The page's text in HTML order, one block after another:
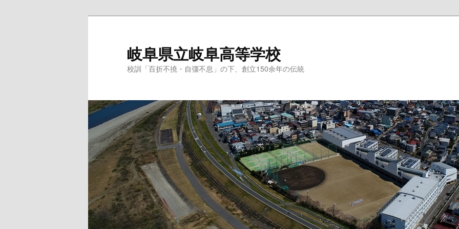
岐阜県立岐阜高等学校
校訓「百折不撓・自彊不息」の下、創立150余年の伝統